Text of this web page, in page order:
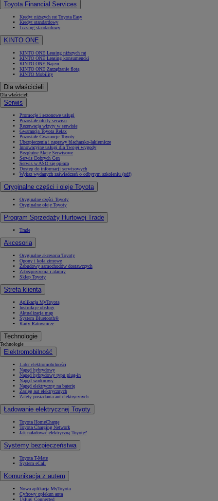
Toyota Financial Services
Kredyt niższych rat Toyota Easy
Kredyt standardowy
Leasing standardowy
KINTO ONE
KINTO ONE Leasing niższych rat
KINTO ONE Leasing konsumencki
KINTO ONE Najem
KINTO ONE Zarządzanie flotą
KINTO Mobility
Dla właścicieli
Dla właścicieli
Serwis
Promocje i sezonowe usługi
Pozostałe oferty serwisu
Rezerwacja wizyty w serwisie
Gwarancja Toyota Relax
Pozostałe Gwarancje Toyoty
Ubezpieczenia i naprawy blacharsko-lakiernicze
Innowacyjne usługi dla Twojej wygody
Bezpłatne Akcje Serwisowe
Serwis Dobrych Cen
Serwis w ASO się opłaca
Dostęp do informacji serwisowych
Wykaz wydanych zaświadczeń o odbytym szkoleniu (pdf)
Oryginalne części i oleje Toyota
Oryginalne części Toyoty
Oryginalne oleje Toyoty
Program Sprzedaży Hurtowej Trade
Trade
Akcesoria
Oryginalne akcesoria Toyoty
Opony i koła zimowe
Zabudowy samochodów dostawczych
Zabezpieczenia i alarmy
Sklep Toyoty
Strefa klienta
Aplikacja MyToyota
Instrukcje obsługi
Aktualizacja map
System Bluetooth®
Karty Ratownicze
Technologie
Technologie
Elektromobilność
Lider elektromobilności
Napęd hybrydowy
Napęd hybrydowy typu plug-in
Napęd wodorowy
Napęd elektryczny na baterię
Zasięg aut elektrycznych
Zalety posiadania aut elektrycznych
Ładowanie elektrycznej Toyoty
Toyota HomeCharge
Toyota Charging Network
Jak naładować elektryczną Toyotę?
Systemy bezpieczeństwa
Toyota T-Mate
System eCall
Komunikacja z autem
Nowa aplikacja MyToyota
Cyfrowy opiekun auta
Usługi Connected